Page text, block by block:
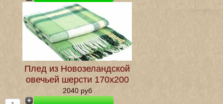
Плед из Новозеландской
овечьей шерсти 170х200
2040 руб